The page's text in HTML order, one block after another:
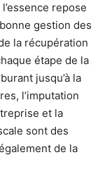
repose
gestion des
la récupération
étape de la
jusqu’à la
l’imputation
et la
sont des
de la